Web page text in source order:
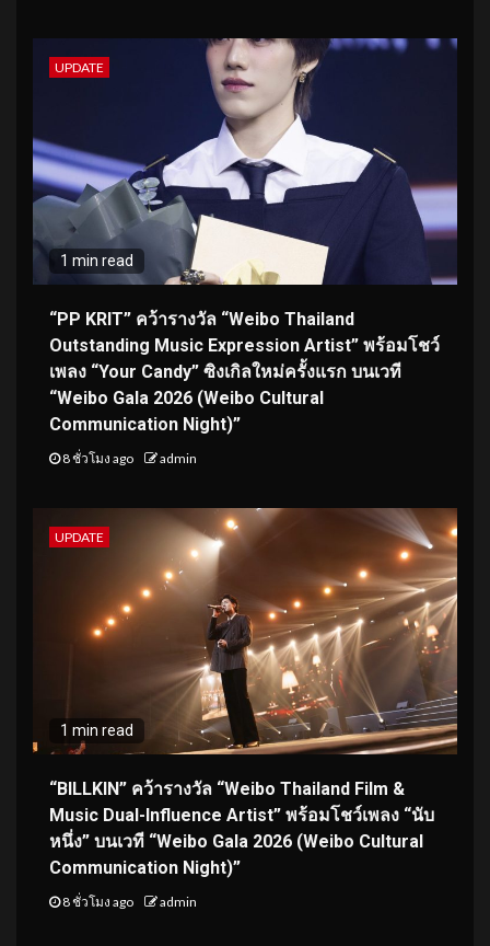
UPDATE
1 min read
“PP KRIT” คว้ารางวัล “Weibo Thailand
Outstanding Music Expression Artist” พร้อมโชว์
เพลง “Your Candy” ซิงเกิลใหม่ครั้งแรก บนเวที
“Weibo Gala 2026 (Weibo Cultural
Communication Night)”
8 ชั่วโมง ago admin
UPDATE
1 min read
“BILLKIN” คว้ารางวัล “Weibo Thailand Film &
Music Dual-Influence Artist” พร้อมโชว์เพลง “นับ
หนึ่ง” บนเวที “Weibo Gala 2026 (Weibo Cultural
Communication Night)”
8 ชั่วโมง ago admin